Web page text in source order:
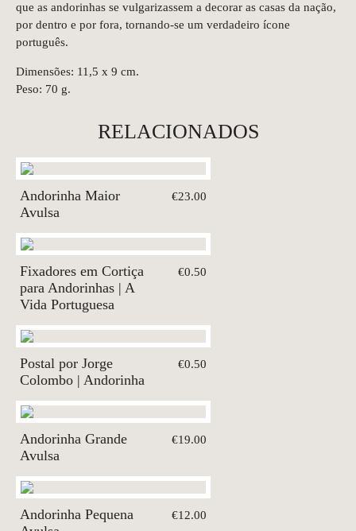
que as andorinhas se vulgarizassem a decorar as casas da nação,
por dentro e por fora, tornando-se um verdadeiro ícone
português.
Dimensões: 11,5 x 9 cm.
Peso: 70 g.
RELACIONADOS
Andorinha Maior
Avulsa
€23.00
Fixadores em Cortiça
para Andorinhas | A
Vida Portuguesa
€0.50
Postal por Jorge
Colombo | Andorinha
€0.50
Andorinha Grande
Avulsa
€19.00
Andorinha Pequena
€12.00